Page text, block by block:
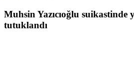
Muhsin Yazıcıoğlu suikastinde
tutuklandı